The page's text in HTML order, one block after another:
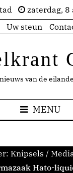
zaterdag, 8
Uw steun
van de
MENU
Knipsels /
Hato-